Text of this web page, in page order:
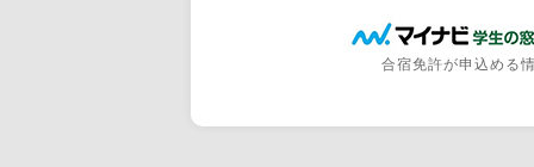
合宿免許が申込める